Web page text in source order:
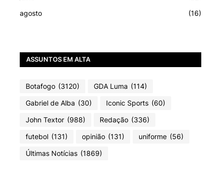
agosto (16)
ASSUNTOS EM ALTA
Botafogo (3120) GDA Luma (114)
Gabriel de Alba (30) Iconic Sports (60)
John Textor (988) Redação (336)
futebol (131) opinião (131) uniforme (56)
Últimas Notícias (1869)